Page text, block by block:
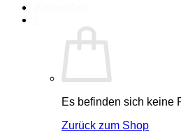
Es befinden sich keine
Zurück zum Shop